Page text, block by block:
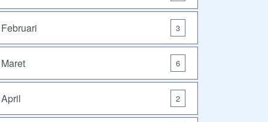
Februari 3
Maret 6
April 2